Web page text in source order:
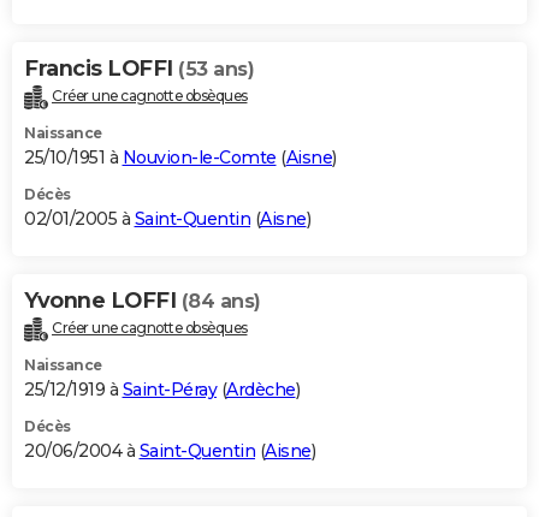
Francis LOFFI (53 ans)
Créer une cagnotte obsèques
Naissance
25/10/1951 à Nouvion-le-Comte (Aisne)
Décès
02/01/2005 à Saint-Quentin (Aisne)
Yvonne LOFFI (84 ans)
Créer une cagnotte obsèques
Naissance
25/12/1919 à Saint-Péray(Ardèche)
Décès
20/06/2004 à Saint-Quentin (Aisne)